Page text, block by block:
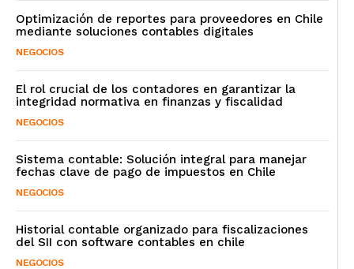
Optimización de reportes para proveedores en Chile
mediante soluciones contables digitales
NEGOCIOS
El rol crucial de los contadores en garantizar la
integridad normativa en finanzas y fiscalidad
NEGOCIOS
Sistema contable: Solución integral para manejar
fechas clave de pago de impuestos en Chile
NEGOCIOS
Historial contable organizado para fiscalizaciones
del SII con software contables en chile
NEGOCIOS